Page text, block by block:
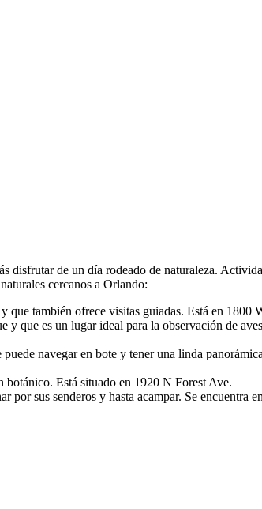
de un día rodeado de naturaleza.
cercanos a Orlando:
que también ofrece visitas guiadas. Está en 1800
y que es un lugar ideal para la observación de
navegar en bote y tener una linda
Está situado en 1920 N Forest Ave.
por sus senderos y hasta acampar. Se